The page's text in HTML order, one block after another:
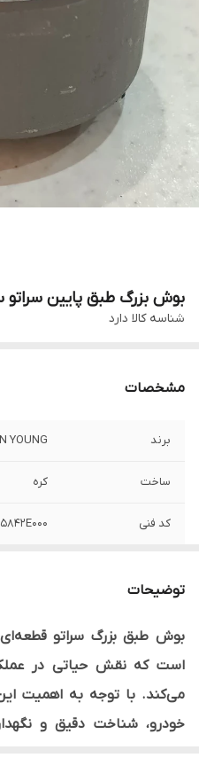
بوش بزرگ طبق پایین سراتو
شناسه کالا دارد
مشخصات
برند YOUNG
ساخت کره
کد فنی
توضیحات
بوش طبق بزرگ سراتو
است که نقش حیاتی در
می‌کند. با توجه به اهمیت
خودرو، شناخت دقیق و